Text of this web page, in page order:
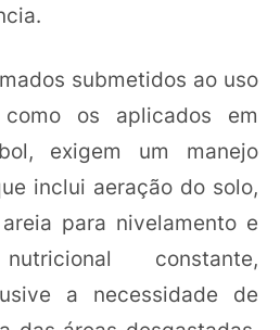
submetidos ao uso
os aplicados em
exigem um manejo
inclui aeração do solo,
para nivelamento e
constante,
a necessidade de